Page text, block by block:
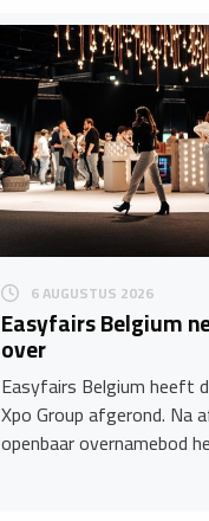
6 AUGUSTUS 2026
Easyfairs Belgium
over
Easyfairs Belgium heeft
Xpo Group afgerond. Na
openbaar overnamebod